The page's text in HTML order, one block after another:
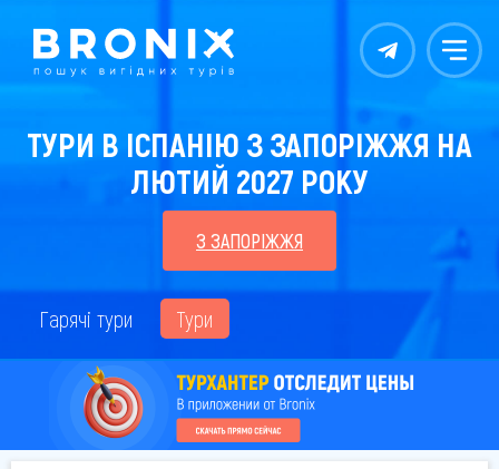
Контакты Меню
ТУРИ В ІСПАНІЮ З ЗАПОРІЖЖЯ НА
ЛЮТИЙ 2027 РОКУ
З ЗАПОРІЖЖЯ
Гарячі тури Тури